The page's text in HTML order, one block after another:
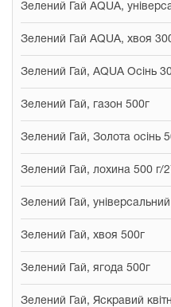
Зелений Гай AQUA,
Зелений Гай AQUA, хвоя
Зелений Гай, AQUA Осінь
Зелений Гай, газон 500г
Зелений Гай, Золота осінь
Зелений Гай, лохина 500 г/
Зелений Гай,
Зелений Гай, хвоя 500г
Зелений Гай, ягода 500г
Зелений Гай, Яскравий